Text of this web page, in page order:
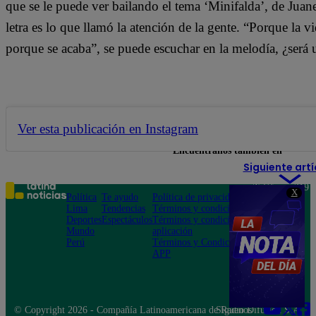
X
que se le puede ver bailando el tema ‘Minifalda’, de
letra es lo que llamó la atención de la gente. “Porque la
porque se acaba”, se puede escuchar en la melodía,
Ver esta publicación en Instagram
Siguiente
Encuéntranos también en
Política
Lima
Deportes
Mundo
Perú
Te ayudo
Tendencias
Espectáculos
Política de privacidad
Términos y condiciones
Términos y condiciones
aplicación
Términos y Condiciones
APP
Teléfono: 219
Av. San
Felipe 968
Jesús María
© Copyright 2026 - Compañía Latinoamericana de Radio Difusión S.A.
Síguenos